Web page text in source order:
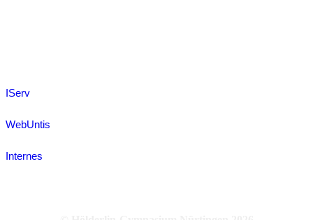
IServ
WebUntis
Internes